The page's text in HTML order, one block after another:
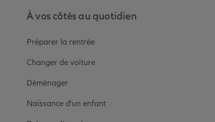
À vos côtés au quotidien
Préparer la rentrée
Changer de voiture
Déménager
Naissance d'un enfant